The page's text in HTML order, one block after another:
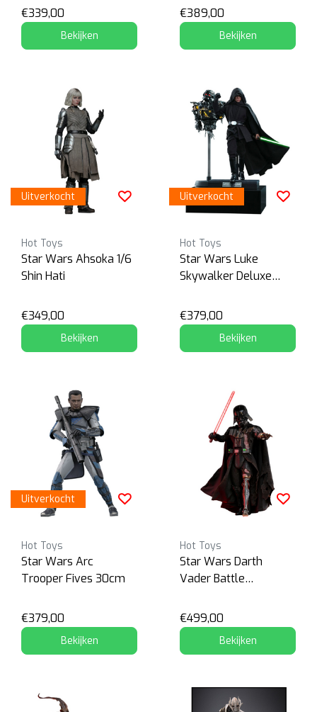
€339,00
Bekijken
€389,00
Bekijken
Uitverkocht
Hot Toys
Star Wars Ahsoka 1/6
Shin Hati
€349,00
Bekijken
Uitverkocht
Hot Toys
Star Wars Luke
Skywalker Deluxe
€379,00
Bekijken
Uitverkocht
Hot Toys
Star Wars Arc
Trooper Fives 30cm
€379,00
Bekijken
Hot Toys
Star Wars Darth
Vader Battle
€499,00
Bekijken